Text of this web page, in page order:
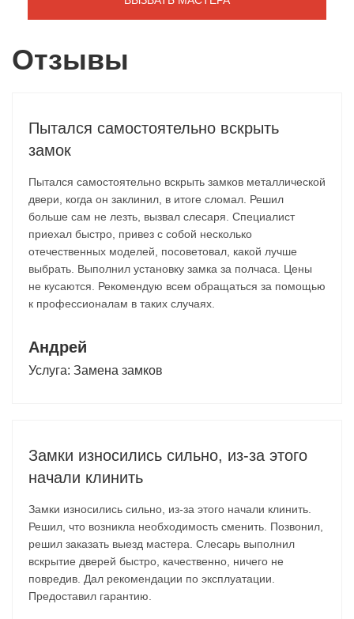
Отзывы
Пытался самостоятельно вскрыть
замок
Пытался самостоятельно вскрыть замков металлической
двери, когда он заклинил, в итоге сломал. Решил
больше сам не лезть, вызвал слесаря. Специалист
приехал быстро, привез с собой несколько
отечественных моделей, посоветовал, какой лучше
выбрать. Выполнил установку замка за полчаса. Цены
не кусаются. Рекомендую всем обращаться за помощью
к профессионалам в таких случаях.
Андрей
Услуга: Замена замков
Замки износились сильно, из-за этого
начали клинить
Замки износились сильно, из-за этого начали клинить.
Решил, что возникла необходимость сменить. Позвонил,
решил заказать выезд мастера. Слесарь выполнил
вскрытие дверей быстро, качественно, ничего не
повредив. Дал рекомендации по эксплуатации.
Предоставил гарантию.